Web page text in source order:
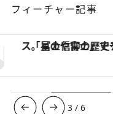
フィーチャー記事
ヴァシュロン・コンスタンタン「オーヴァーシーズ・オートマテ
3 /6